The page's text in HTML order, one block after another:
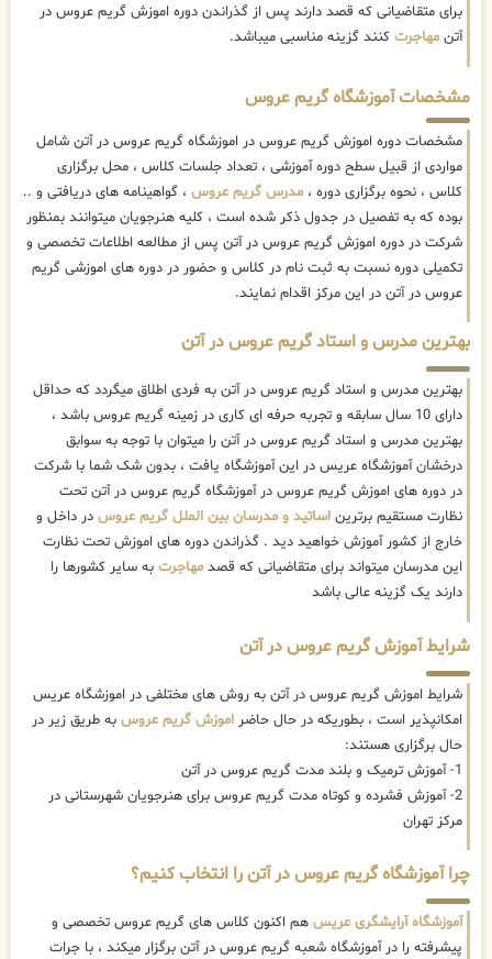
برای متقاضیانی که قصد دارند پس از گذراندن دوره اموزش گریم عروس در
آتن مهاجرت کنند گزینه مناسبی میباشد.
مشخصات آموزشگاه گریم عروس
مشخصات دوره اموزش گریم عروس در اموزشگاه گریم عروس در آتن شامل
مواردی از قبیل سطح دوره آموزشی ، تعداد جلسات کلاس ، محل برگزاری
کلاس ، نحوه برگزاری دوره ، مدرس گریم عروس ، گواهینامه های دریافتی و ..
بوده که به تفصیل در جدول ذکر شده است ، کلیه هنرجویان میتوانند بمنظور
شرکت در دوره اموزش گریم عروس در آتن پس از مطالعه اطلاعات تخصصی و
تکمیلی دوره نسبت به ثبت نام در کلاس و حضور در دوره های اموزشی گریم
عروس در آتن در این مرکز اقدام نمایند.
بهترین مدرس و استاد گریم عروس در آتن
بهترین مدرس و استاد گریم عروس در آتن به فردی اطلاق میگردد که حداقل
دارای 10 سال سابقه و تجربه حرفه ای کاری در زمینه گریم عروس باشد ،
بهترین مدرس و استاد گریم عروس در آتن را میتوان با توجه به سوابق
درخشان آموزشگاه عریس در این آموزشگاه یافت ، بدون شک شما با شرکت
در دوره های اموزش گریم عروس در آموزشگاه گریم عروس در آتن تحت
نظارت مستقیم برترین اساتید و مدرسان بین الملل گریم عروس در داخل و
خارج از کشور آموزش خواهید دید . گذراندن دوره های اموزش تحت نظارت
این مدرسان میتواند برای متقاضیانی که قصد مهاجرت به سایر کشورها را
دارند یک گزینه عالی باشد
شرایط آموزش گریم عروس در آتن
شرایط اموزش گریم عروس در آتن به روش های مختلفی در اموزشگاه عریس
امکانپذیر است ، بطوریکه در حال حاضر اموزش گریم عروس به طریق زیر در
حال برگزاری هستند:
1- آموزش ترمیک و بلند مدت گریم عروس در آتن
2- آموزش فشرده و کوتاه مدت گریم عروس برای هنرجویان شهرستانی در
مرکز تهران
چرا آموزشگاه گریم عروس در آتن را انتخاب کنیم؟
آموزشگاه آرایشگری عریس هم اکنون کلاس های گریم عروس تخصصی و
پیشرفته را در آموزشگاه شعبه گریم عروس در آتن برگزار میکند ، با جرات